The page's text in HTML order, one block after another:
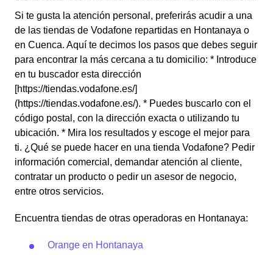
Si te gusta la atención personal, preferirás acudir a una
de las tiendas de Vodafone repartidas en Hontanaya o
en Cuenca. Aquí te decimos los pasos que debes seguir
para encontrar la más cercana a tu domicilio: * Introduce
en tu buscador esta dirección
[https://tiendas.vodafone.es/]
(https://tiendas.vodafone.es/). * Puedes buscarlo con el
código postal, con la dirección exacta o utilizando tu
ubicación. * Mira los resultados y escoge el mejor para
ti. ¿Qué se puede hacer en una tienda Vodafone? Pedir
información comercial, demandar atención al cliente,
contratar un producto o pedir un asesor de negocio,
entre otros servicios.
Encuentra tiendas de otras operadoras en Hontanaya:
Orange en Hontanaya